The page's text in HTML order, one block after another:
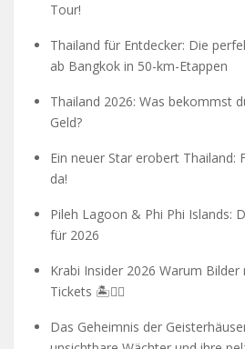
Tour!
Thailand für Entdecker: Die
ab Bangkok in 50-km-Etappen
Thailand 2026: Was bekommst
Geld?
Ein neuer Star erobert Thailand:
da!
Pileh Lagoon & Phi Phi Islands:
für 2026
Krabi Insider 2026 Warum
Tickets 🏝️🧗‍♂️
Das Geheimnis der